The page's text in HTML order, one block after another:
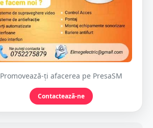
Promovează-ți afacerea pe PresaSM
Contactează-ne